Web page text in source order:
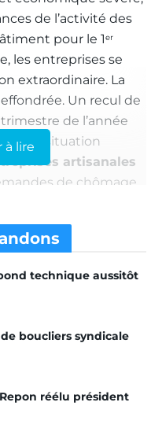
de l’activité des
pour le 1er
les entreprises se
extraordinaire. La
effondrée. Un recul de
de l’année
cette situation
artisanales
de chômage
refusées par
du fait que leur
à une crise
à la crise
la filière de la
fouet. Une chute
à lire
technique aussitôt
de boucliers syndicale
réélu président